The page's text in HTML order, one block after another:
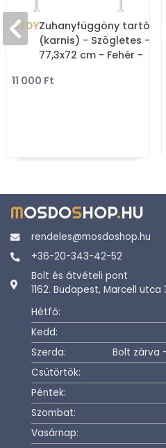
GEDYZuhanyfüggöny tartó
(karnis) - Szögletes -
77,3x72 cm - Fehér -
11 000 Ft
MOSDOSHOP.HU
rendeles@mosdoshop.hu
+36-20-343-42-52
Bolt és átvételi pont
1162. Budapest, Marcell utca
Hétfő:
Kedd:
Szerda:
Bolt zárva
Csütörtök:
Péntek:
Szombat:
Vasárnap: